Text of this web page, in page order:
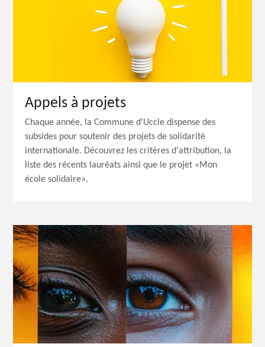
Appels à projets
Chaque année, la Commune d'Uccle dispense des
subsides pour soutenir des projets de solidarité
internationale. Découvrez les critères d'attribution, la
liste des récents lauréats ainsi que le projet «Mon
école solidaire».